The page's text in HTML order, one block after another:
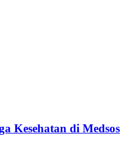
Kesehatan di Medsos